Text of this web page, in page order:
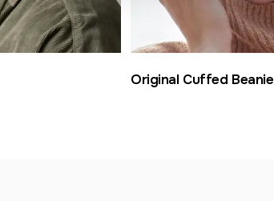
Original Cuffed Beanie